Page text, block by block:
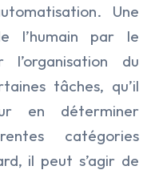
Une
l’humain par le
du
tâches, qu’il
en déterminer
catégories
il peut s’agir de